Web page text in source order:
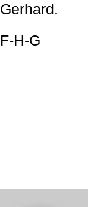
Gerhard.
F-H-G